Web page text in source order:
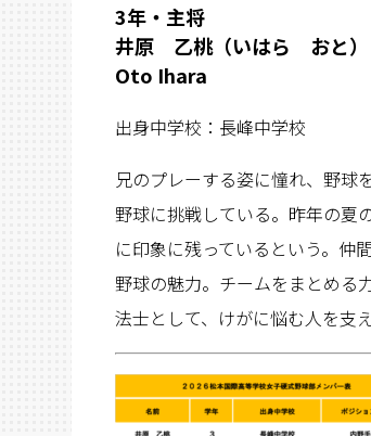
3年・主将
井原 乙桃（いはら おと）
Oto Ihara
出身中学校：長峰中学校
兄のプレーする姿に憧れ、野球
野球に挑戦している。昨年の夏
に印象に残っているという。仲
野球の魅力。チームをまとめる
法士として、けがに悩む人を支